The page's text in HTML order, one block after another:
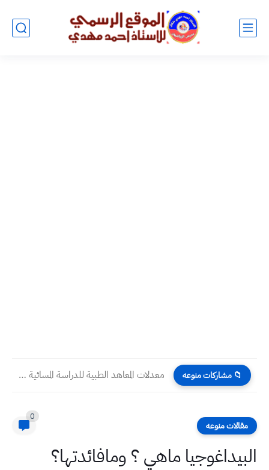
📁 مشاركات منوعه معدلات المعاهد الطبية للدراسة المسائية 2025
مقالات منوعه
0
البيداغوجيا ماهي ؟ ومافائدتها؟